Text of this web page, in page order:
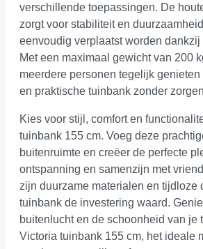
verschillende toepassingen. De
zorgt voor stabiliteit en
eenvoudig verplaatst worden
Met een maximaal gewicht van 200
meerdere personen tegelijk
en praktische tuinbank zonder
Kies voor stijl, comfort en
tuinbank 155 cm. Voeg deze
buitenruimte en creëer de perfecte
ontspanning en samenzijn met
zijn duurzame materialen en tijdloze
tuinbank de investering waard.
buitenlucht en de schoonheid van je
Victoria tuinbank 155 cm, het ideale